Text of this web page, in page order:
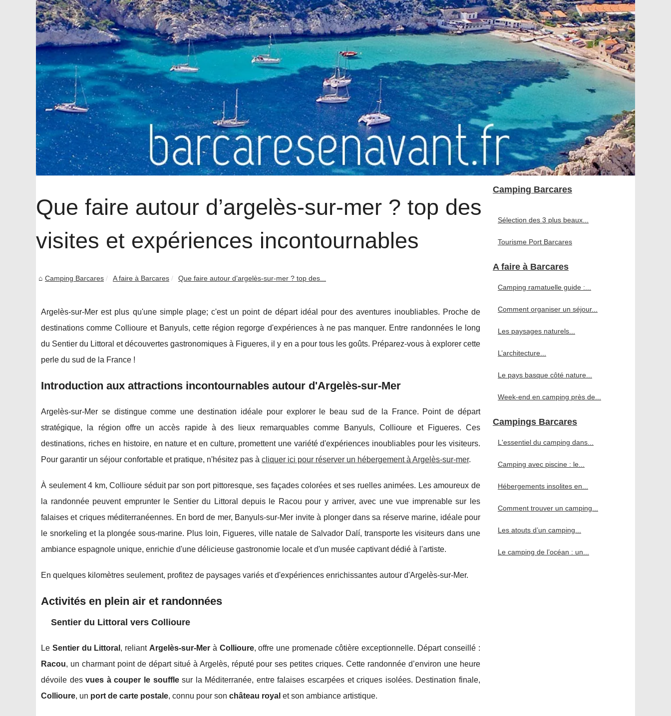
Que faire autour d’argelès-sur-mer ? top des
visites et expériences incontournables
Camping Barcares A faire à Barcares Que faire autour d’argelès-sur-mer ? top des...
Argelès-sur-Mer est plus qu'une simple plage; c'est un point de départ idéal pour des aventures inoubliables. Proche de
destinations comme Collioure et Banyuls, cette région regorge d'expériences à ne pas manquer. Entre randonnées le long
du Sentier du Littoral et découvertes gastronomiques à Figueres, il y en a pour tous les goûts. Préparez-vous à explorer cette
perle du sud de la France !
Introduction aux attractions incontournables autour d'Argelès-sur-Mer
Argelès-sur-Mer se distingue comme une destination idéale pour explorer le beau sud de la France. Point de départ
stratégique, la région offre un accès rapide à des lieux remarquables comme Banyuls, Collioure et Figueres. Ces
destinations, riches en histoire, en nature et en culture, promettent une variété d'expériences inoubliables pour les visiteurs.
Pour garantir un séjour confortable et pratique, n'hésitez pas à cliquer ici pour réserver un hébergement à Argelès-sur-mer.
À seulement 4 km, Collioure séduit par son port pittoresque, ses façades colorées et ses ruelles animées. Les amoureux de
la randonnée peuvent emprunter le Sentier du Littoral depuis le Racou pour y arriver, avec une vue imprenable sur les
falaises et criques méditerranéennes. En bord de mer, Banyuls-sur-Mer invite à plonger dans sa réserve marine, idéale pour
le snorkeling et la plongée sous-marine. Plus loin, Figueres, ville natale de Salvador Dalí, transporte les visiteurs dans une
ambiance espagnole unique, enrichie d'une délicieuse gastronomie locale et d'un musée captivant dédié à l'artiste.
En quelques kilomètres seulement, profitez de paysages variés et d'expériences enrichissantes autour d'Argelès-sur-Mer.
Activités en plein air et randonnées
Sentier du Littoral vers Collioure
Le Sentier du Littoral , reliant Argelès-sur-Mer à Collioure, offre une promenade côtière exceptionnelle. Départ conseillé :
Racou, un charmant point de départ situé à Argelès, réputé pour ses petites criques. Cette randonnée d’environ une heure
dévoile desvues à couper le soufflesur la Méditerranée, entre falaises escarpées et criques isolées. Destination finale,
Collioure, un port de carte postale, connu pour son château royal et son ambiance artistique.
Camping Barcares
Sélection des 3 plus beaux...
Tourisme Port Barcares
A faire à Barcares
Camping ramatuelle guide :...
Comment organiser un séjour...
Les paysages naturels...
L’architecture...
Le pays basque côté nature...
Week-end en camping près de...
Campings Barcares
L'essentiel du camping dans...
Camping avec piscine : le...
Hébergements insolites en...
Comment trouver un camping...
Les atouts d’un camping...
Le camping de l’océan : un...